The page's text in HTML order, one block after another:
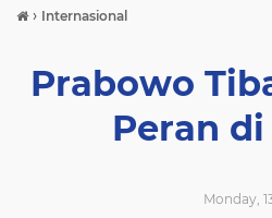
› Internasional
Prabowo
Peran di
Monday,